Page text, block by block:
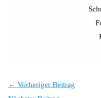
← Vorheriger Beitrag